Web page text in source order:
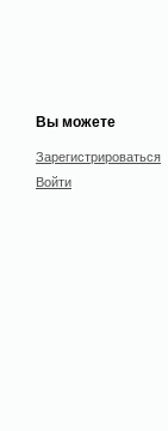
Вы можете
Зарегистрироваться
Войти